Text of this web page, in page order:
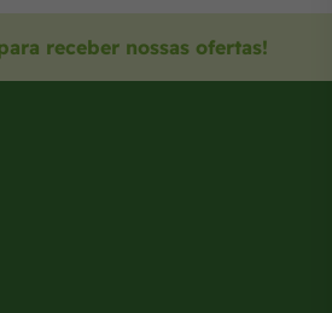
receber nossas ofertas!